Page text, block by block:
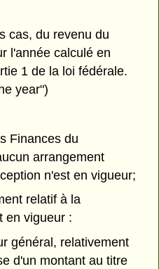
cas, du revenu du
l'année calculé en
1 de la loi fédérale.
year")
Finances du
arrangement
n'est en vigueur;
relatif à la
en vigueur :
général, relativement
d'un montant au titre